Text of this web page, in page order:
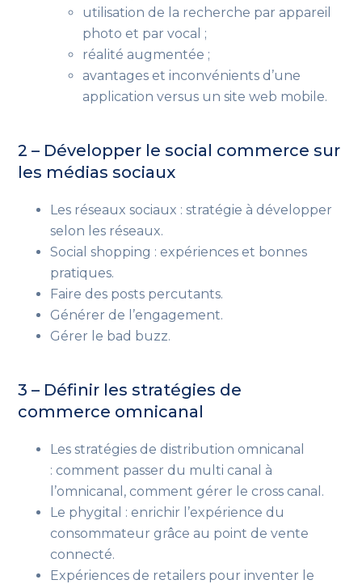
utilisation de la recherche par appareil
photo et par vocal ;
réalité augmentée ;
avantages et inconvénients d’une
application versus un site web mobile.
2 – Développer le social commerce sur
les médias sociaux
Les réseaux sociaux : stratégie à développer
selon les réseaux.
Social shopping : expériences et bonnes
pratiques.
Faire des posts percutants.
Générer de l’engagement.
Gérer le bad buzz.
3 – Définir les stratégies de
commerce omnicanal
Les stratégies de distribution omnicanal
: comment passer du multi canal à
l’omnicanal, comment gérer le cross canal.
Le phygital : enrichir l’expérience du
consommateur grâce au point de vente
connecté.
Expériences de retailers pour inventer le